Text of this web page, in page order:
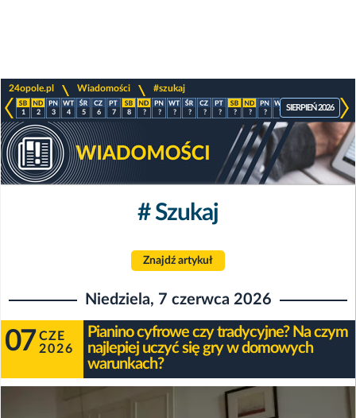
24opole.pl Wiadomości #szukaj
1 2 3 4 5 6 7 8 ? ? ? ? ? ? ? ? ? ? ? ? ?
SIERPIEŃ 2026
# Szukaj
Znajdź artykuł
Niedziela, 7 czerwca 2026
07 CZE
2026
Pianino cyfrowe czy tradycyjne? Na czym
najlepiej uczyć się gry w domowych
warunkach?